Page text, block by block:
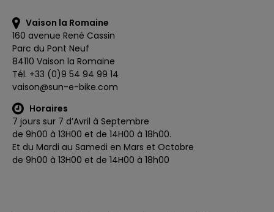
Vaison la Romaine
160 avenue René Cassin
Parc du Pont Neuf
84110 Vaison la Romaine
Tél. +33 (0)9 54 94 99 14
vaison@sun-e-bike.com
Horaires
7 jours sur 7 d’Avril à Septembre
de 9h00 à 13H00 et de 14H00 à 18h00.
Et du Mardi au Samedi en Mars et Octobre
de 9h00 à 13H00 et de 14H00 à 18h00